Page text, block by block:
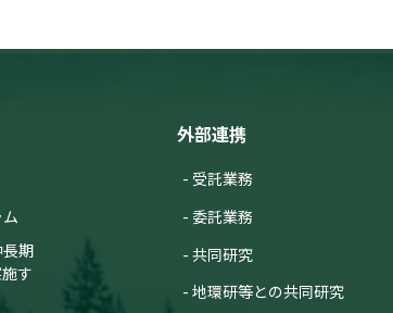
期
す
外部連携
受託業務
委託業務
共同研究
地環研等との共同研究